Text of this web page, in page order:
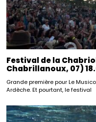
Festival de la
Chabrillanoux, 07)
Grande première pour Le
Ardèche. Et pourtant, le festival